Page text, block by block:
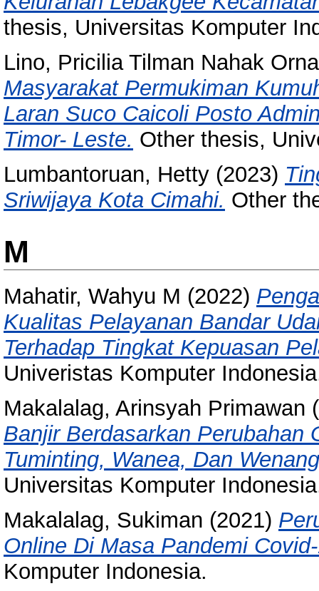
thesis, Universitas Komputer
Lino, Pricilia Tilman Nahak
Masyarakat Permukiman
Laran Suco Caicoli Posto
Timor- Leste. Other thesis,
Lumbantoruan, Hetty (2023)
Sriwijaya Kota Cimahi. Other
M
Mahatir, Wahyu M (2022)
Kualitas Pelayanan Bandar
Terhadap Tingkat Kepuasan
Univeristas Komputer
Makalalag, Arinsyah Primawan
Banjir Berdasarkan Perubahan
Tuminting, Wanea, Dan
Universitas Komputer
Makalalag, Sukiman (2021)
Online Di Masa Pandemi
Komputer Indonesia.